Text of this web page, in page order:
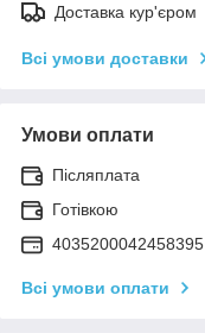
Доставка кур'єром
Всі умови доставки
Умови оплати
Післяплата
Готівкою
4035200042458395
Всі умови оплати